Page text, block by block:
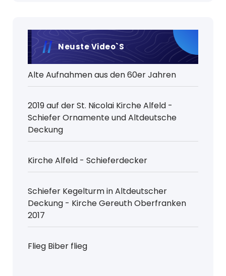
Neuste Video`s
Alte Aufnahmen aus den 60er Jahren
2019 auf der St. Nicolai Kirche Alfeld -
Schiefer Ornamente und Altdeutsche
Deckung
Kirche Alfeld - Schieferdecker
Schiefer Kegelturm in Altdeutscher
Deckung - Kirche Gereuth Oberfranken
2017
Flieg Biber flieg